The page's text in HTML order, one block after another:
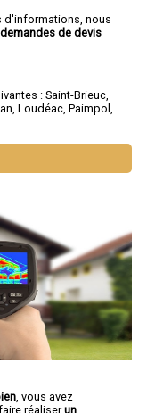
d'informations, nous
demandes de devis
: Saint-Brieuc,
, Loudéac, Paimpol ,
, vous avez
réaliserun